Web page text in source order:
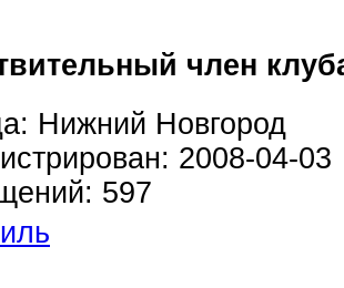
член
Нижний Новгород
2008-04-03
597